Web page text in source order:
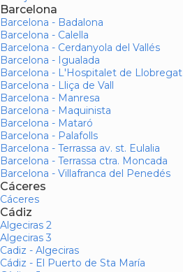
Barcelona
Barcelona - Badalona
Barcelona - Calella
Barcelona - Cerdanyola del Vallés
Barcelona - Igualada
Barcelona - L'Hospitalet de Llobregat
Barcelona - Lliça de Vall
Barcelona - Manresa
Barcelona - Maquinista
Barcelona - Mataró
Barcelona - Palafolls
Barcelona - Terrassa av. st. Eulalia
Barcelona - Terrassa ctra. Moncada
Barcelona - Villafranca del Penedés
Cáceres
Cáceres
Cádiz
Algeciras 2
Algeciras 3
Cadiz - Algeciras
Cádiz - El Puerto de Sta María